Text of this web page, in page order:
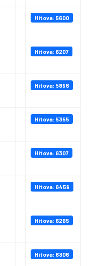
Hitova: 5600
Hitova: 6207
Hitova: 5896
Hitova: 5355
Hitova: 6307
Hitova: 6459
Hitova: 6265
Hitova: 6306